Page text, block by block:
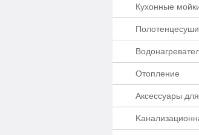
Кухонные
Отопление
Аксессуары